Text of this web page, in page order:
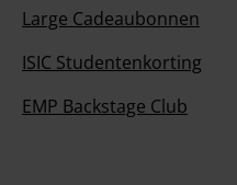
Large Cadeaubonnen
ISIC Studentenkorting
EMP Backstage Club